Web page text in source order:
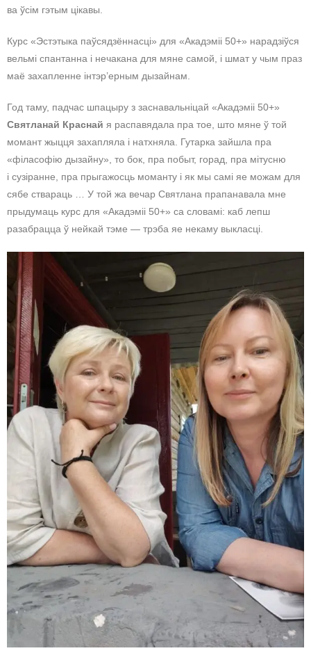
ва ўсім гэтым цікавы.
Курс «Эстэтыка паўсядзённасці» для «Акадэміі 50+» нарадзіўся
вельмі спантанна і нечакана для мяне самой, і шмат у чым праз
маё захапленне інтэр’ерным дызайнам.
Год таму, падчас шпацыру з заснавальніцай «Акадэміі 50+»
Святланай Краснай я распавядала пра тое, што мяне ў той
момант жыцця захапляла і натхняла. Гутарка зайшла пра
«філасофію дызайну», то бок, пра побыт, горад, пра мітусню
і сузіранне, пра прыгажосць моманту і як мы самі яе можам для
сябе ствараць … У той жа вечар Святлана прапанавала мне
прыдумаць курс для «Акадэміі 50+» са словамі: каб лепш
разабрацца ў нейкай тэме — трэба яе некаму выкласці.